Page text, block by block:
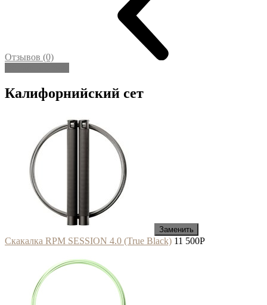
Отзывов (0)
Калифорнийский сет
Заменить
Скакалка RPM SESSION 4.0 (True Black) 11 500P